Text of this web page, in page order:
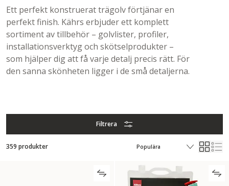
Ett perfekt konstruerat trägolv förtjänar en
perfekt finish. Kährs erbjuder ett komplett
sortiment av tillbehör – golvlister, profiler,
installationsverktyg och skötselprodukter –
som hjälper dig att få varje detalj precis rätt. För
den sanna skönheten ligger i de små detaljerna.
Filtrera
359 produkter